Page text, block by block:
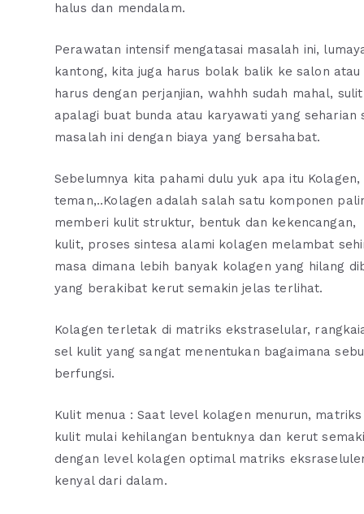
halus dan mendalam.
Perawatan intensif mengatasai masalah ini,
kantong, kita juga harus bolak balik ke salon
harus dengan perjanjian, wahhh sudah mahal,
apalagi buat bunda atau karyawati yang seharian
masalah ini dengan biaya yang bersahabat.
Sebelumnya kita pahami dulu yuk apa itu
teman,..Kolagen adalah salah satu komponen
memberi kulit struktur, bentuk dan kekencangan,
kulit, proses sintesa alami kolagen melambat
masa dimana lebih banyak kolagen yang hilang
yang berakibat kerut semakin jelas terlihat.
Kolagen terletak di matriks ekstraselular,
sel kulit yang sangat menentukan bagaimana
berfungsi.
Kulit menua : Saat level kolagen menurun,
kulit mulai kehilangan bentuknya dan kerut
dengan level kolagen optimal matriks
kenyal dari dalam.